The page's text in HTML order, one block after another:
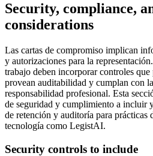
Security, compliance,
considerations
Las cartas de compromiso implican
y autorizaciones para la
trabajo deben incorporar controles
provean auditabilidad y cumplan con
responsabilidad profesional. Esta
de seguridad y cumplimiento a incluir
de retención y auditoría para prácticas
tecnología como LegistAI.
Security controls to include